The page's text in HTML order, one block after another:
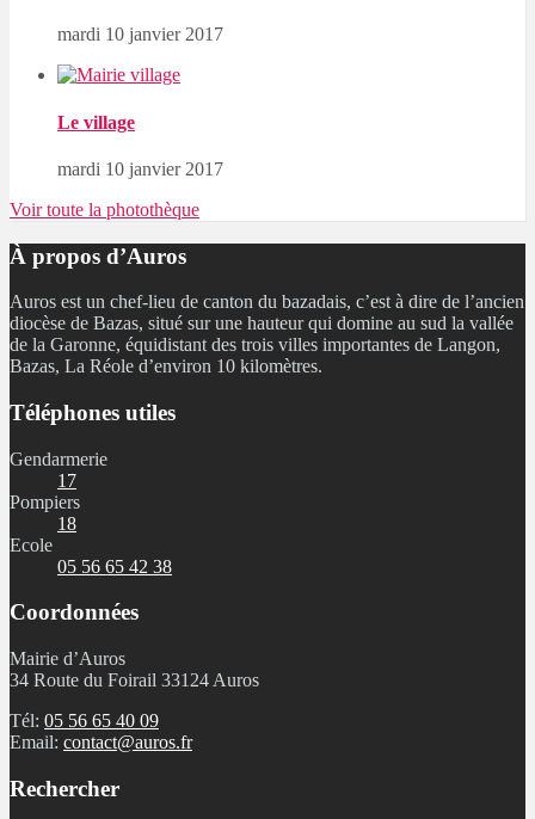
mardi 10 janvier 2017
Le village
mardi 10 janvier 2017
Voir toute la photothèque
À propos d’Auros
Auros est un chef-lieu de canton du bazadais, c’est à dire de l’ancien
diocèse de Bazas, situé sur une hauteur qui domine au sud la vallée
de la Garonne, équidistant des trois villes importantes de Langon,
Bazas, La Réole d’environ 10 kilomètres.
Téléphones utiles
Gendarmerie
17
Pompiers
18
Ecole
05 56 65 42 38
Coordonnées
Mairie d’Auros
34 Route du Foirail 33124 Auros
Tél: 05 56 65 40 09
Email: contact@auros.fr
Rechercher